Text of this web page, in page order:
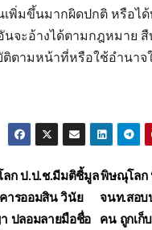
เพิ่มขึ้นมากผิดปกติ หรือไ
จะอ้างได้ตามกฎหมาย สื
ติตามหน้าที่หรือใช้อำนาจ
นว
พิษณุโลก
จนท.สอบ
คน ถูกเก็
ก ป.ป.ช.มีมติชี้มูล
ารออมสิน วินัย
ปลอมลายมือชื่อ